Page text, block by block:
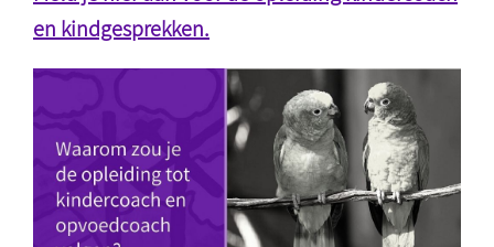
en kindgesprekken.